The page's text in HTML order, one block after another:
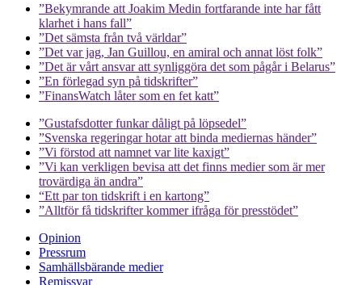
”Bekymrande att Joakim Medin fortfarande inte har fått
klarhet i hans fall”
”Det sämsta från två världar”
”Det var jag, Jan Guillou, en amiral och annat löst folk”
”Det är vårt ansvar att synliggöra det som pågår i Belarus”
”En förlegad syn på tidskrifter”
”FinansWatch låter som en fet katt”
”Gustafsdotter funkar dåligt på löpsedel”
”Svenska regeringar hotar att binda mediernas händer”
”Vi förstod att namnet var lite kaxigt”
”Vi kan verkligen bevisa att det finns medier som är mer
trovärdiga än andra”
“Ett par ton tidskrift i en kartong”
”Alltför få tidskrifter kommer ifråga för presstödet”
Opinion
Pressrum
Samhällsbärande medier
Remissvar